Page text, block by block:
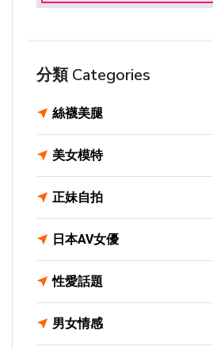
分類 Categories
絲襪美腿
美女模特
正妹自拍
日本AV女優
性愛話題
男女情感